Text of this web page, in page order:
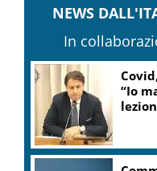
NEWS
In
“Io